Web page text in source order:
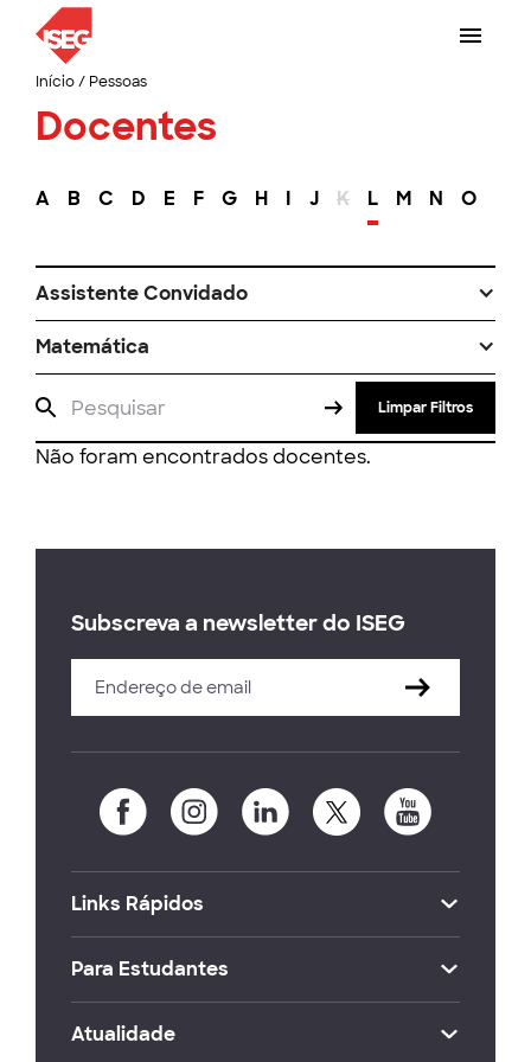
Início/ Pessoas
Docentes
A B C D E F G H I J K L M N O
Assistente Convidado
Matemática
Limpar Filtros
Não foram encontrados docentes.
Subscreva a newsletter do ISEG
Links Rápidos
Para Estudantes
Atualidade